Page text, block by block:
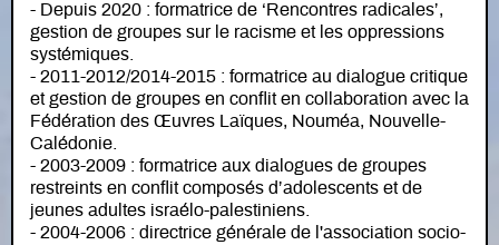
- Depuis 2020 : formatrice de ‘Rencontres radicales’,
gestion de groupes sur le racisme et les oppressions
systémiques.
- 2011-2012/2014-2015 : formatrice au dialogue critique
et gestion de groupes en conflit en collaboration avec la
Fédération des Œuvres Laïques, Nouméa, Nouvelle-
Calédonie.
- 2003-2009 : formatrice aux dialogues de groupes
restreints en conflit composés d’adolescents et de
jeunes adultes israélo-palestiniens.
- 2004-2006 : directrice générale de l'association socio-